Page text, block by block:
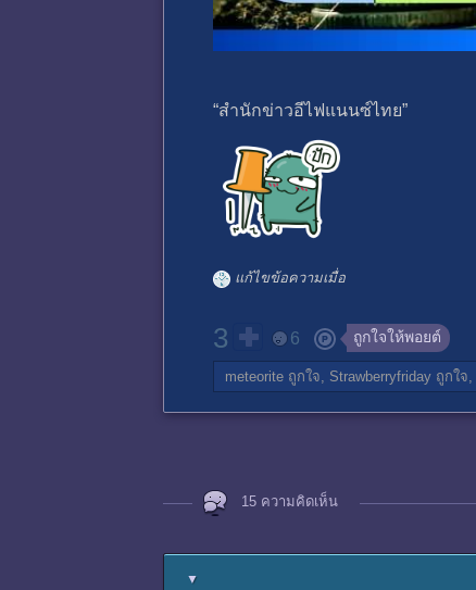
“สำนักข่าวอีไฟแนนซ์ไทย”
แก้ไขข้อความเมื่อ
3 6 ถูกใจให้พอยต์
meteorite ถูกใจ, Strawberryfriday ถูกใจ,
15 ความคิดเห็น
▼